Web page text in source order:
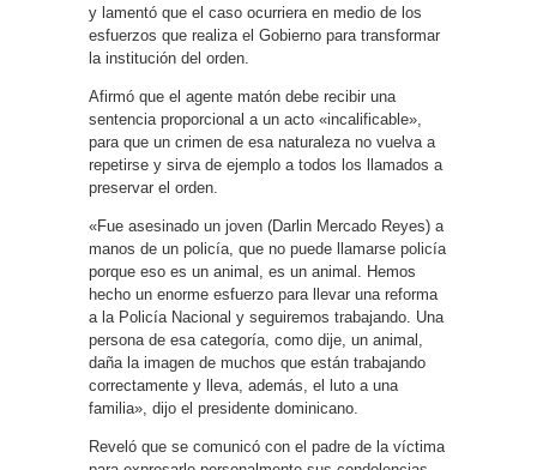
y lamentó que el caso ocurriera en medio de los
esfuerzos que realiza el Gobierno para transformar
la institución del orden.
Afirmó que el agente matón debe recibir una
sentencia proporcional a un acto «incalificable»,
para que un crimen de esa naturaleza no vuelva a
repetirse y sirva de ejemplo a todos los llamados a
preservar el orden.
«Fue asesinado un joven (Darlin Mercado Reyes) a
manos de un policía, que no puede llamarse policía
porque eso es un animal, es un animal. Hemos
hecho un enorme esfuerzo para llevar una reforma
a la Policía Nacional y seguiremos trabajando. Una
persona de esa categoría, como dije, un animal,
daña la imagen de muchos que están trabajando
correctamente y lleva, además, el luto a una
familia», dijo el presidente dominicano.
Reveló que se comunicó con el padre de la víctima